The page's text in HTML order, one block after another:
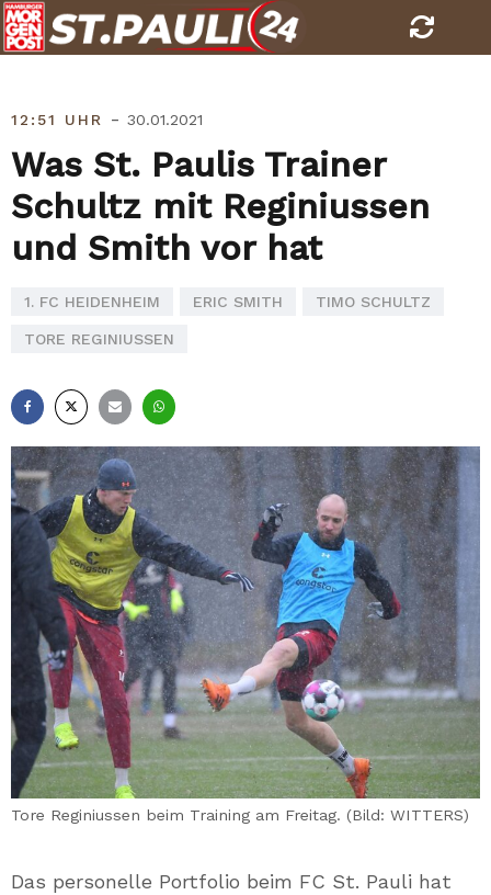
Skip
to
12:51 UHR - 30.01.2021
Was St. Paulis Trainer
Schultz mit Reginiussen
und Smith vor hat
1. FC HEIDENHEIM ERIC SMITH TIMO SCHULTZ
TORE REGINIUSSEN
Mail
Tore Reginiussen beim Training am Freitag. (Bild: WITTERS)
Das personelle Portfolio beim FC St. Pauli hat